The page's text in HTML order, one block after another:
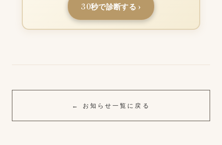
30秒で診断する ›
← お知らせ一覧に戻る